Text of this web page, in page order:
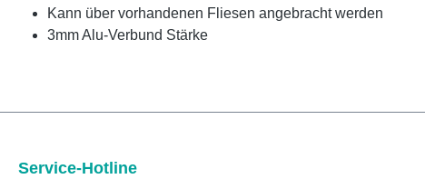
Kann über vorhandenen Fliesen angebracht werden
3mm Alu-Verbund Stärke
Service-Hotline